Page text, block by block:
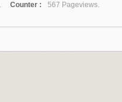
Counter :
567 Pageviews.